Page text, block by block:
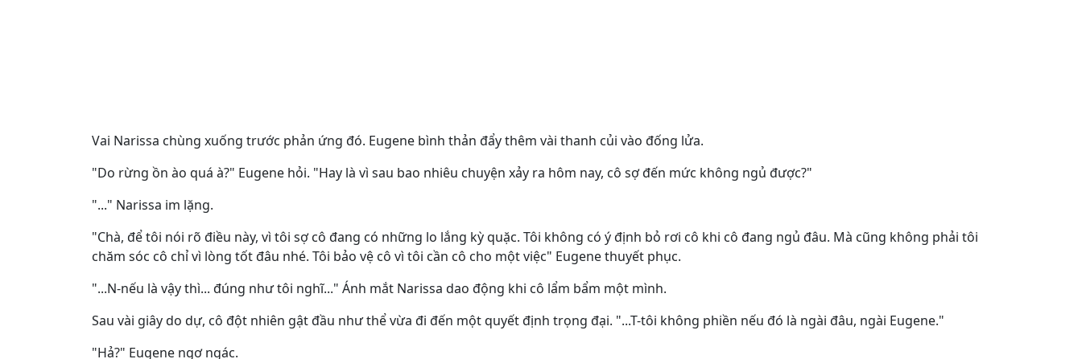
Vai Narissa chùng xuống trước phản ứng đó. Eugene bình thản đẩy thêm vài thanh củi vào đống lửa.
"Do rừng ồn ào quá à?" Eugene hỏi. "Hay là vì sau bao nhiêu chuyện xảy ra hôm nay, cô sợ đến mức không ngủ được?"
"..." Narissa im lặng.
"Chà, để tôi nói rõ điều này, vì tôi sợ cô đang có những lo lắng kỳ quặc. Tôi không có ý định bỏ rơi cô khi cô đang ngủ đâu. Mà cũng không phải tôi
chăm sóc cô chỉ vì lòng tốt đâu nhé. Tôi bảo vệ cô vì tôi cần cô cho một việc" Eugene thuyết phục.
"...N-nếu là vậy thì... đúng như tôi nghĩ..." Ánh mắt Narissa dao động khi cô lẩm bẩm một mình.
Sau vài giây do dự, cô đột nhiên gật đầu như thể vừa đi đến một quyết định trọng đại. "...T-tôi không phiền nếu đó là ngài đâu, ngài Eugene."
"Hả?" Eugene ngơ ngác.